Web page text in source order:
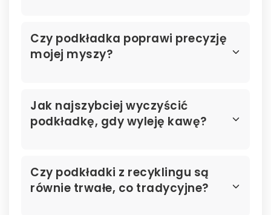
Czy podkładka poprawi precyzję
mojej myszy?
Jak najszybciej wyczyścić
podkładkę, gdy wyleję kawę?
Czy podkładki z recyklingu są
równie trwałe, co tradycyjne?